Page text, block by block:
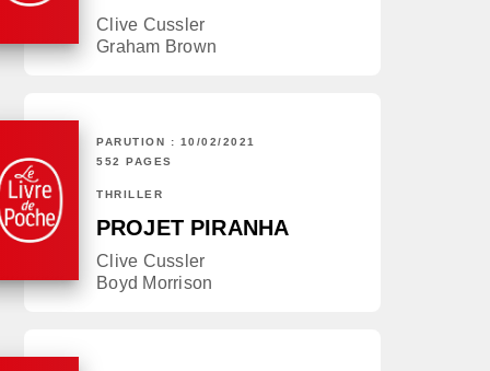
Clive Cussler
Graham Brown
PARUTION : 10/02/2021
552 PAGES
THRILLER
PROJET PIRANHA
Clive Cussler
Boyd Morrison